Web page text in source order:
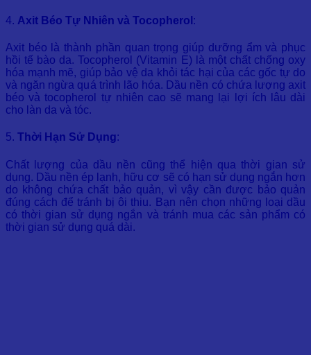
4. Axit Béo Tự Nhiên và Tocopherol :
Axit béo là thành phần quan trọng giúp dưỡng ẩm và phục
hồi tế bào da. Tocopherol (Vitamin E) là một chất chống oxy
hóa mạnh mẽ, giúp bảo vệ da khỏi tác hại của các gốc tự do
và ngăn ngừa quá trình lão hóa. Dầu nền có chứa lượng axit
béo và tocopherol tự nhiên cao sẽ mang lại lợi ích lâu dài
cho làn da và tóc.
5. Thời Hạn Sử Dụng:
Chất lượng của dầu nền cũng thể hiện qua thời gian sử
dụng. Dầu nền ép lạnh, hữu cơ sẽ có hạn sử dụng ngắn hơn
do không chứa chất bảo quản, vì vậy cần được bảo quản
đúng cách để tránh bị ôi thiu. Bạn nên chọn những loại dầu
có thời gian sử dụng ngắn và tránh mua các sản phẩm có
thời gian sử dụng quá dài.